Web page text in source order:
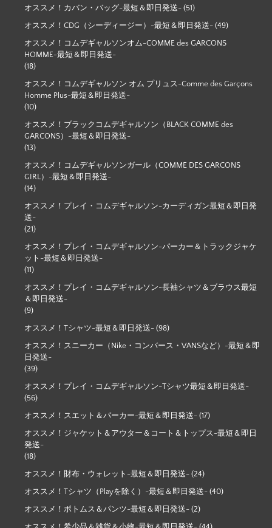
オススメ！カバン・バッグ-最短＆即日発送- (51)
オススメ！CDG（シーディージー）-最短＆即日発送- (49)
オススメ！コムデギャルソンオム-COMME des GARCONS
HOMME-最短＆即日発送-
(18)
オススメ！コムデギャルソン オム プリュス-Comme des Garçons
Homme Plus-最短＆即日発送-
(10)
オススメ！ブラックコムデギャルソン（BLACK COMME des
GARCONS）-最短＆即日発送-
(13)
オススメ！コムデギャルソンガール（COMME DES GARCONS
GIRL）-最短＆即日発送-
(14)
オススメ！プレイ・コムデギャルソン-カーディガン最短＆即日発
送-
(21)
オススメ！プレイ・コムデギャルソン-パーカー＆トラックジャケ
ット-最短＆即日発送-
(11)
オススメ！プレイ・コムデギャルソン-長袖シャツ＆ブラウス最短
＆即日発送-
(9)
オススメ！Tシャツ-最短＆即日発送- (98)
オススメ！スニーカー（Nike・コンバース・VANSなど）-最短＆即
日発送-
(39)
オススメ！プレイ・コムデギャルソン-Tシャツ最短＆即日発送-
(56)
オススメ！スエット＆パーカー-最短＆即日発送- (17)
オススメ！ジャケット＆アウター＆コート＆トップス-最短＆即日
発送-
(18)
オススメ！財布・ウォレット-最短＆即日発送- (24)
オススメ！Tシャツ（Playを除く）-最短＆即日発送- (40)
オススメ！ボトムス＆パンツ-最短＆即日発送- (2)